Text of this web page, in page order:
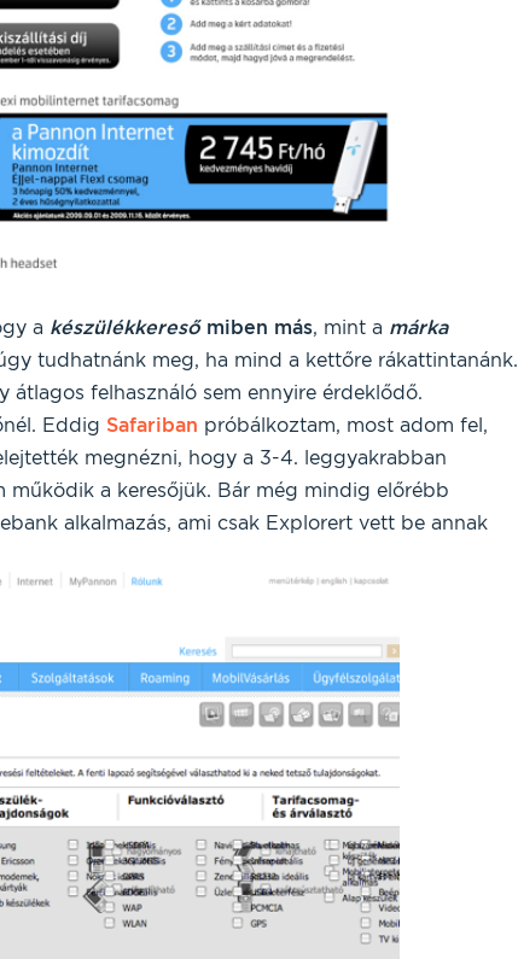
a készülékkereső miben más, mint a márka
tudhatnánk meg, ha mind a kettőre rákattintanánk.
átlagos felhasználó sem ennyire érdeklődő.
Eddig Safariban próbálkoztam, most adom fel,
megnézni, hogy a 3-4. leggyakrabban
működik a keresőjük. Bár még mindig előrébb
alkalmazás, ami csak Explorert vett be annak